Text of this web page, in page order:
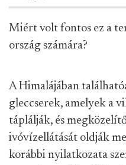
Miért volt fontos ez a
ország számára?
A Himalájában
gleccserek, amelyek a
táplálják, és
ivóvízellátását oldják
korábbi nyilatkozata